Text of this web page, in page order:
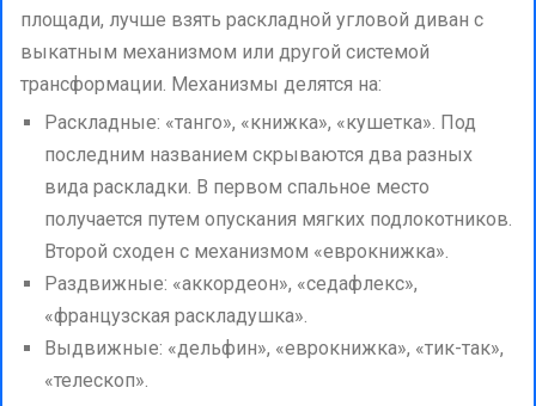
площади, лучше взять раскладной угловой диван с
выкатным механизмом или другой системой
трансформации. Механизмы делятся на:
Раскладные: «танго», «книжка», «кушетка». Под
последним названием скрываются два разных
вида раскладки. В первом спальное место
получается путем опускания мягких подлокотников.
Второй сходен с механизмом «еврокнижка».
Раздвижные: «аккордеон», «седафлекс»,
«французская раскладушка».
Выдвижные: «дельфин», «еврокнижка», «тик-так»,
«телескоп».